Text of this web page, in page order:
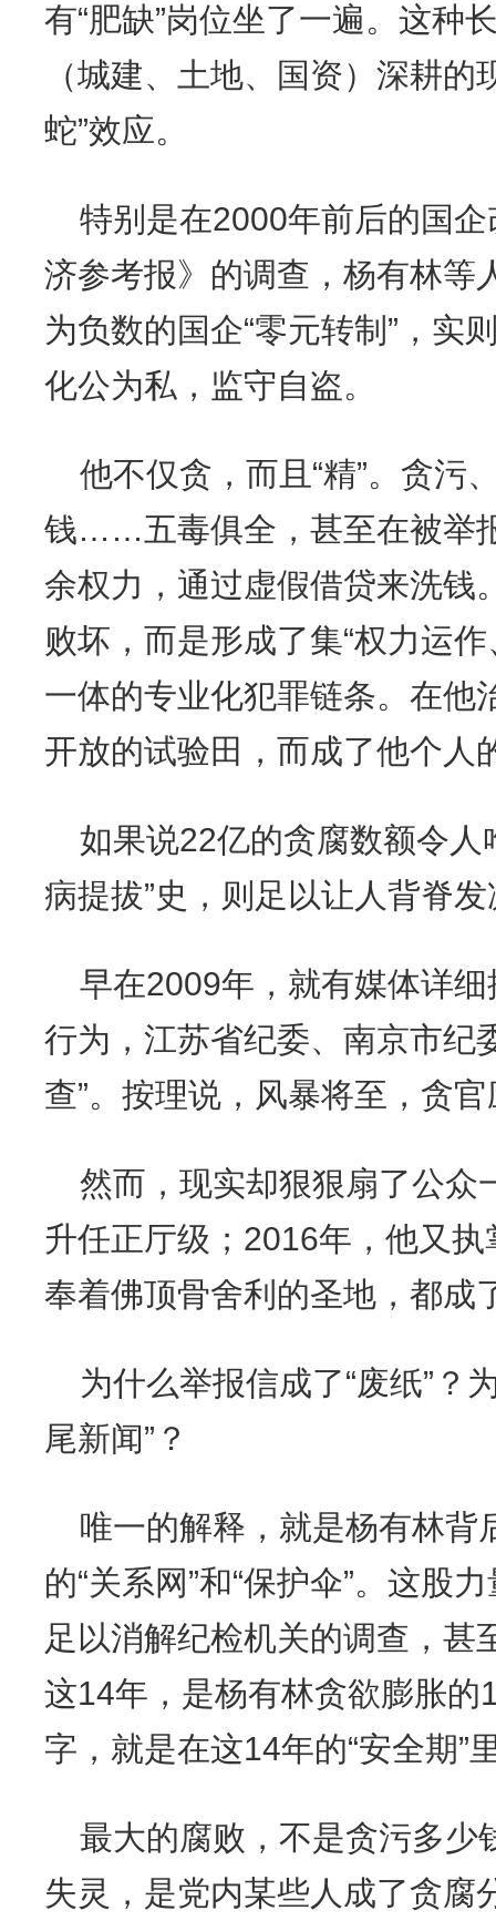
有“肥缺”岗位坐了一遍。这种
（城建、土地、国资）深耕
蛇”效应。
特别是在2000年前后的国
济参考报》的调查，杨有林等
为负数的国企“零元转制”，实
化公为私，监守自盗。
他不仅贪，而且“精”。贪污
钱……五毒俱全，甚至在被举
余权力，通过虚假借贷来洗钱
败坏，而是形成了集“权力运
一体的专业化犯罪链条。在他
开放的试验田，而成了他个人
如果说22亿的贪腐数额令人
病提拔”史，则足以让人背脊发
早在2009年，就有媒体详
行为，江苏省纪委、南京市纪
查”。按理说，风暴将至，贪
然而，现实却狠狠扇了公众
升任正厅级；2016年，他又
奉着佛顶骨舍利的圣地，都成
为什么举报信成了“废纸”？
尾新闻”？
唯一的解释，就是杨有林背
的“关系网”和“保护伞”。这股
足以消解纪检机关的调查，甚
这14年，是杨有林贪欲膨胀的
字，就是在这14年的“安全期”
最大的腐败，不是贪污多少
失灵，是党内某些人成了贪腐